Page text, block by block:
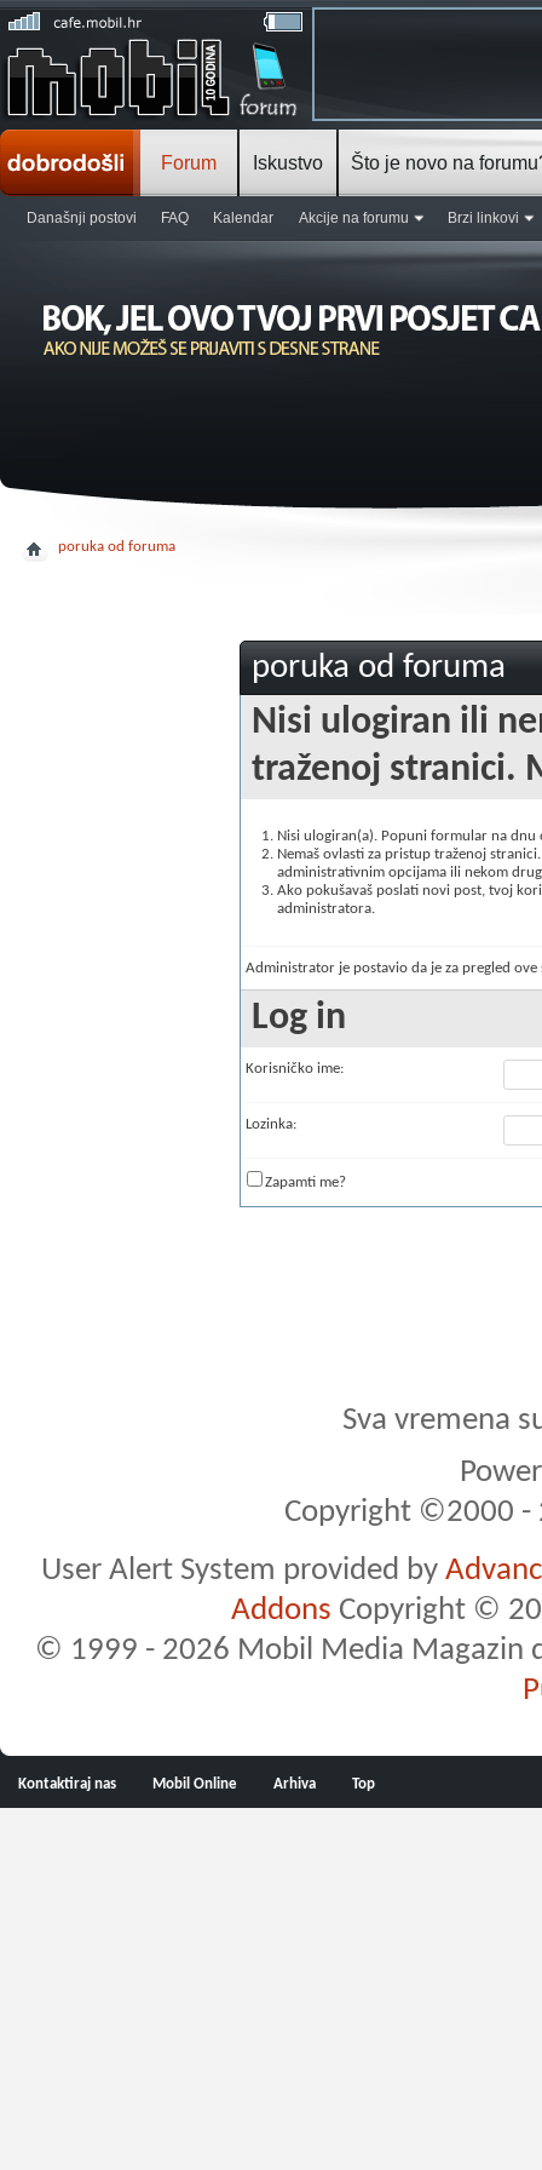
Forum
Današnji postovi FAQ Kalendar Akcije na forumu Brzi linkovi
Iskustvo Što je novo na
poruka od foruma
poruka od foruma
Nisi ulogiran ili
traženoj stranici.
Nisi ulogiran(a). Popuni formular na
Nemaš ovlasti za pristup traženoj
administrativnim opcijama ili nekom
Ako pokušavaš poslati novi post, tvoj
administratora.
Administrator je postavio da je za pregled
Log in
Korisničko ime:
Lozinka:
Zapamti me?
Sva vremena
Copyright ©2000 -
User Alert System provided by
Addons Copyright ©
© 1999 - 2026 Mobil Media Magazin
Kontaktiraj nas Mobil Online Arhiva Top